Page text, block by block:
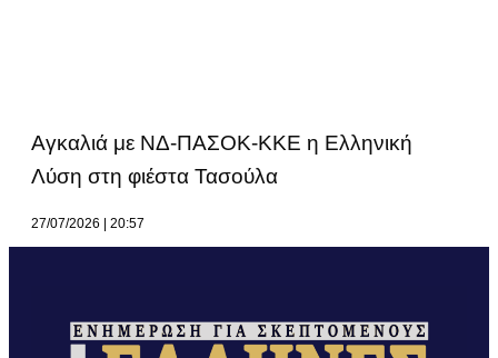
Αγκαλιά με ΝΔ-ΠΑΣΟΚ-ΚΚΕ η Ελληνική
Λύση στη φιέστα Τασούλα
27/07/2026 20:57